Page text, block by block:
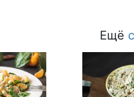
Ещё